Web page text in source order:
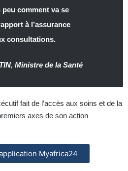
comment va se
à l’assurance
consultations.
, Ministre de la Santé
fait de l’accès aux soins et de la
axes de son action
Myafrica24